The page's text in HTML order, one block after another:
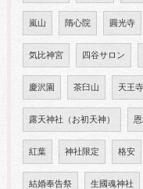
嵐山 隋心院 圓光寺
気比神宮 四谷サロン
慶沢園 茶臼山 天王
露天神社（お初天神）
紅葉 神社限定 格安
結婚奉告祭 生國魂神社